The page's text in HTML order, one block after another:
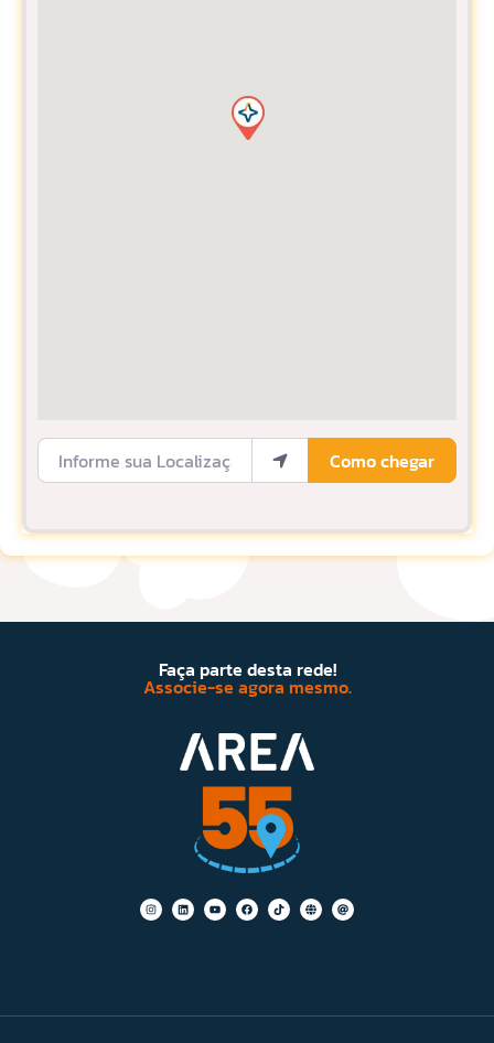
Informe sua Localização
Como chegar
Faça parte desta rede!
Associe-se agora mesmo.